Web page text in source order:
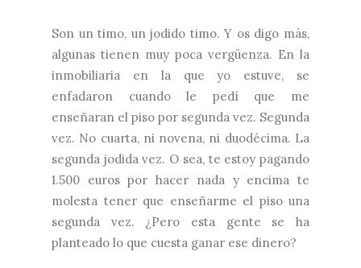
Son un timo, un jodido timo. Y os digo más,
algunas tienen muy poca vergüenza. En la
inmobiliaria en la que yo estuve, se
enfadaron cuando le pedí que me
enseñaran el piso por segunda vez. Segunda
vez. No cuarta, ni novena, ni duodécima. La
segunda jodida vez. O sea, te estoy pagando
1.500 euros por hacer nada y encima te
molesta tener que enseñarme el piso una
segunda vez. ¿Pero esta gente se ha
planteado lo que cuesta ganar ese dinero?